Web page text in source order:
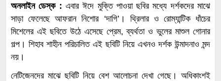
অনলাইন ডেস্ক : এবার ঈদে মুক্তি পাওয়া ছবির মধ্যে দর্শকদের মাঝে
সাড়া ফেলেছে আফরান নিশোর ‘দাগি’। থ্রিলার ও রোম্যান্টিক ধাঁচের
মিশেলের এই ছবিতে উঠে এসেছে প্রেম, ব্যর্থতা ও ভুলের মাশুল গোনার
গল্প। শিহাব শাহীন পরিচালিত এই ছবিটি নিয়ে এখনও দর্শক উন্মাদনাও মন্দ
নয়।
নেটিজেনদের মাঝে ছবিটি নিয়ে বেশ আলোচনা দেখা গেছে। অধিকাংশই